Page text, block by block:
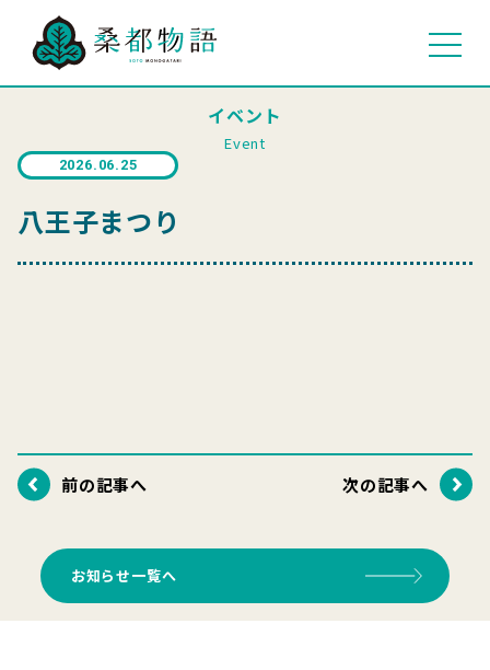
イベント
Event
2026.06.25
八王子まつり
前の記事へ 次の記事へ
お知らせ一覧へ